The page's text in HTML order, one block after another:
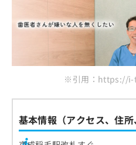
7．レーザー治療
8．予防歯科
9．入れ歯治療
10．審美歯科
歯周ポケットの測定
歯石・プラークの確認
噛み合わせや歯並びの
口腔粘膜の観察
レントゲン撮影（必要
口臭や唾液の状態確認
歯医者の初診時に知
初診料・所要時間・
初診料の相場
所要時間
必要なもの
ホワイトニングとは
ホームホワイトニング
歯医者の受診を検討
歯の痛みやしみる症状
歯ぐきの腫れや出血が
歯医者での初めての
1．予約と来院
※引用：https://i-
基本情報（アクセス、住所